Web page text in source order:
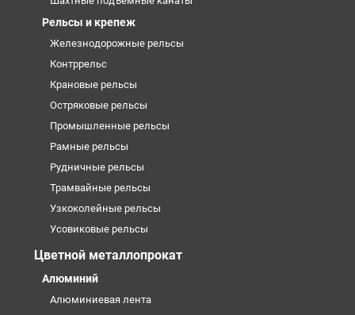
Рельсы и крепеж
Железнодорожные рельсы
Контррельс
Крановые рельсы
Остряковые рельсы
Промышленные рельсы
Рамные рельсы
Рудничные рельсы
Трамвайные рельсы
Узкоколейные рельсы
Усовиковые рельсы
Цветной металлопрокат
Алюминий
Алюминиевая лента